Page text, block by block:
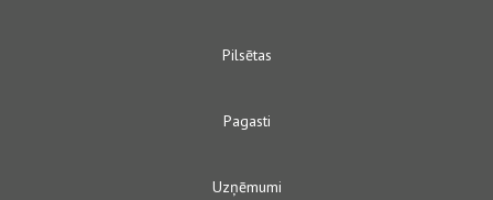
Pilsētas
Pagasti
Uzņēmumi